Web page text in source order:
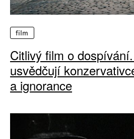
film
Citlivý film o
usvědčují
a ignorance